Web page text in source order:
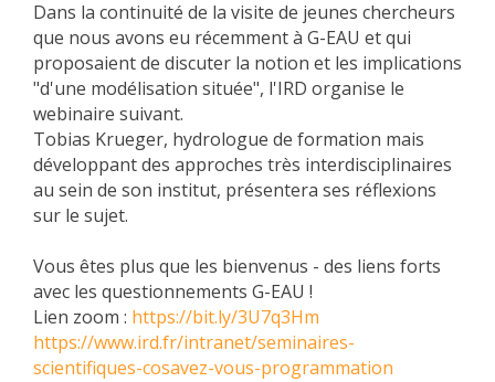
Dans la continuité de la visite de jeunes chercheurs
que nous avons eu récemment à G-EAU et qui
proposaient de discuter la notion et les implications
"d'une modélisation située", l'IRD organise le
webinaire suivant.
Tobias Krueger, hydrologue de formation mais
développant des approches très interdisciplinaires
au sein de son institut, présentera ses réflexions
sur le sujet.
Vous êtes plus que les bienvenus - des liens forts
avec les questionnements G-EAU !
Lien zoom : https://bit.ly/3U7q3Hm
https://www.ird.fr/intranet/seminaires-
scientifiques-cosavez-vous-programmation